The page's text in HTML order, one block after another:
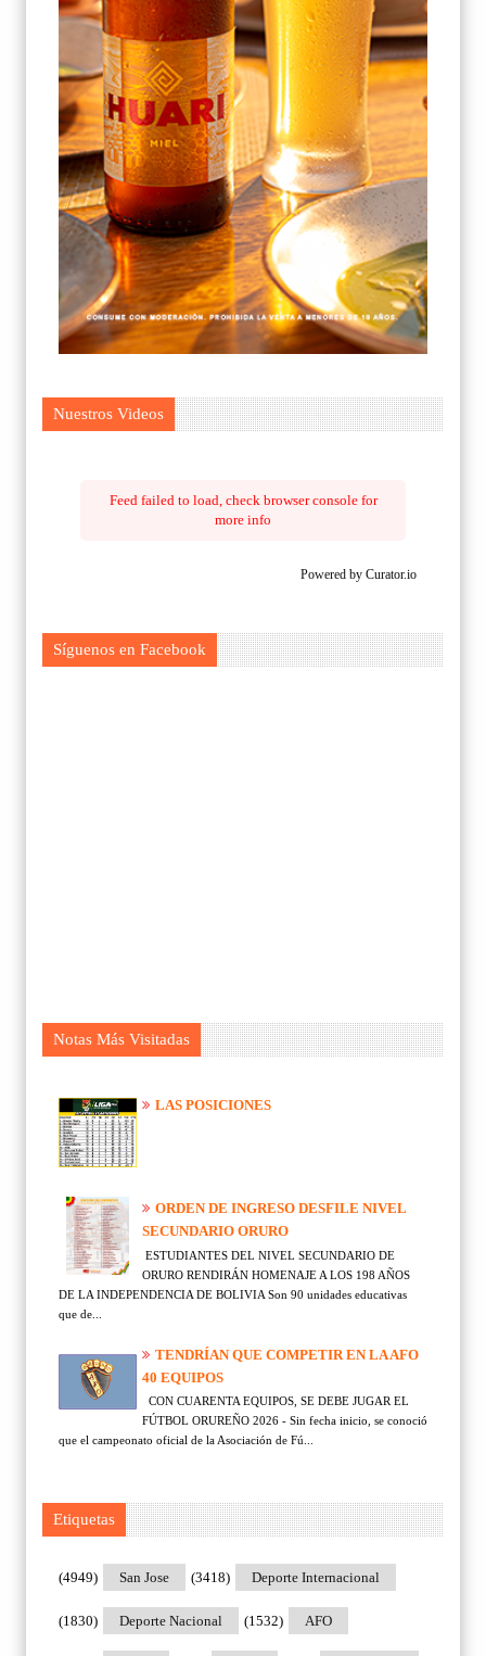
Nuestros Videos
Feed failed to load, check browser console for
more info
Powered by Curator.io
Síguenos en Facebook
Notas Más Visitadas
LAS POSICIONES
ORDEN DE INGRESO DESFILE NIVEL
SECUNDARIO ORURO
ESTUDIANTES DEL NIVEL SECUNDARIO DE
ORURO RENDIRÁN HOMENAJE A LOS 198 AÑOS
DE LA INDEPENDENCIA DE BOLIVIA Son 90 unidades educativas
que de...
TENDRÍAN QUE COMPETIR EN LA AFO
40 EQUIPOS
CON CUARENTA EQUIPOS, SE DEBE JUGAR EL
FÚTBOL ORUREÑO 2026 - Sin fecha inicio, se conoció
que el campeonato oficial de la Asociación de Fú...
Etiquetas
San Jose
(4949) Deporte Internacional
(3418)
Deporte Nacional
(1830) AFO
(1532)